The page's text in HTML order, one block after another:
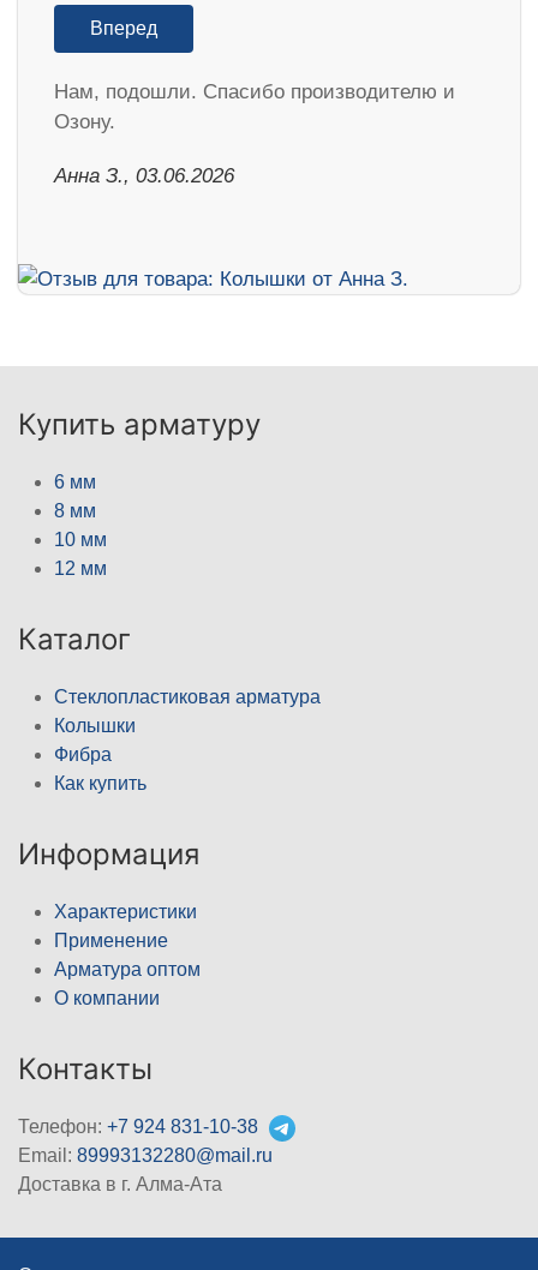
Вперед
Нам, подошли. Спасибо производителю и
Озону.
Анна З., 03.06.2026
Купить арматуру
6 мм
8 мм
10 мм
12 мм
Каталог
Стеклопластиковая арматура
Колышки
Фибра
Как купить
Информация
Характеристики
Применение
Арматура оптом
О компании
Контакты
Телефон: +7 924 831-10-38
Email: 89993132280@mail.ru
Доставка в г. Алма-Ата